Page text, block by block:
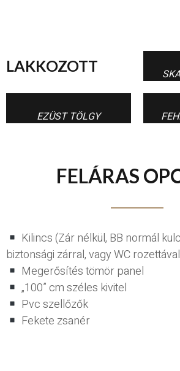
LAKKOZOTT
EZÜST TÖLGY
FELÁRAS
Kilincs (Zár nélkül, BB normál
biztonsági zárral, vagy WC
Megerősítés tömör panel
„100” cm széles kivitel
Pvc szellőzők
Fekete zsanér